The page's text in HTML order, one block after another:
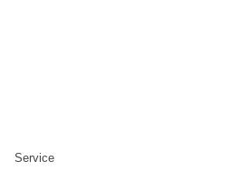
Service